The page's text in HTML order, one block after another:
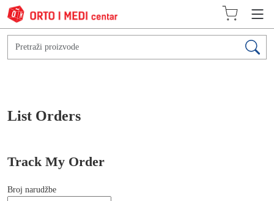
List Orders
Track My Order
Broj narudžbe